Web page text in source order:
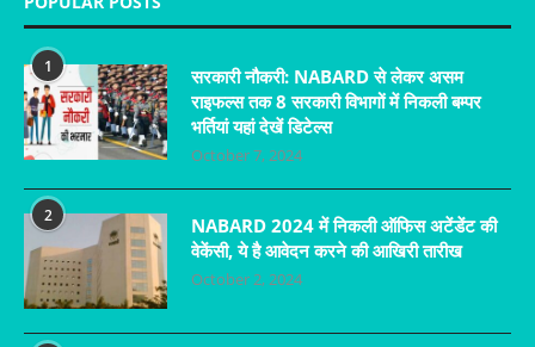
1
सरकारी नौकरी: NABARD से लेकर असम
राइफल्स तक 8 सरकारी विभागों में निकली बम्पर
भर्तियां यहां देखें डिटेल्स
October 7, 2024
2
NABARD 2024 में निकली ऑफिस अटेंडेंट की
वेकेंसी, ये है आवेदन करने की आखिरी तारीख
October 2, 2024